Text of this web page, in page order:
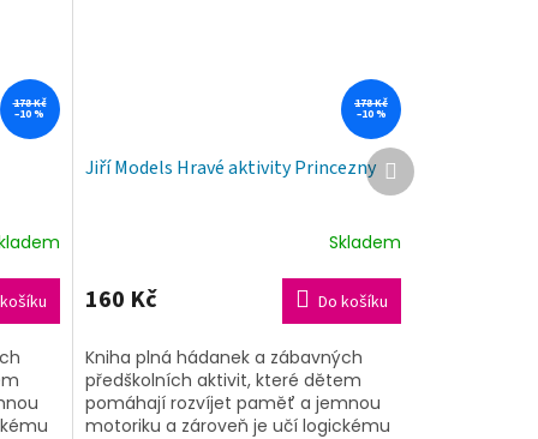
178 Kč
–10 %
178 Kč
–10 %
Jiří Models Hravé aktivity Princezny
Skladem
160 Kč Do košíku
Kniha plná hádanek a zábavných
předškolních aktivit, které dětem
pomáhají rozvíjet paměť a jemnou
motoriku a zároveň je učí logickému
Další
produkt